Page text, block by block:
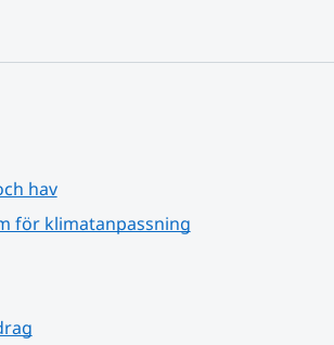
hav
för klimatanpassning